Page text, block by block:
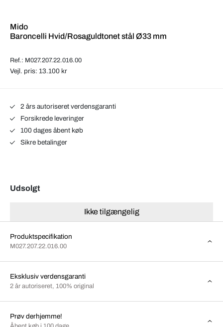
Mido
Baroncelli Hvid/Rosaguldtonet stål Ø33 mm
Ref.: M027.207.22.016.00
Vejl. pris: 13.100 kr
2 års autoriseret verdensgaranti
Forsikrede leveringer
100 dages åbent køb
Sikre betalinger
Udsolgt
Ikke tilgængelig
Produktspecifikation
M027.207.22.016.00
Eksklusiv verdensgaranti
2 år autoriseret, 100% original
Prøv derhjemme!